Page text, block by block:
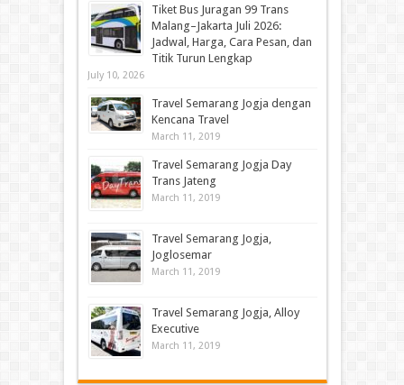
Tiket Bus Juragan 99 Trans
Malang–Jakarta Juli 2026:
Jadwal, Harga, Cara Pesan, dan
Titik Turun Lengkap
July 10, 2026
Travel Semarang Jogja dengan
Kencana Travel
March 11, 2019
Travel Semarang Jogja Day
Trans Jateng
March 11, 2019
Travel Semarang Jogja,
Joglosemar
March 11, 2019
Travel Semarang Jogja, Alloy
Executive
March 11, 2019